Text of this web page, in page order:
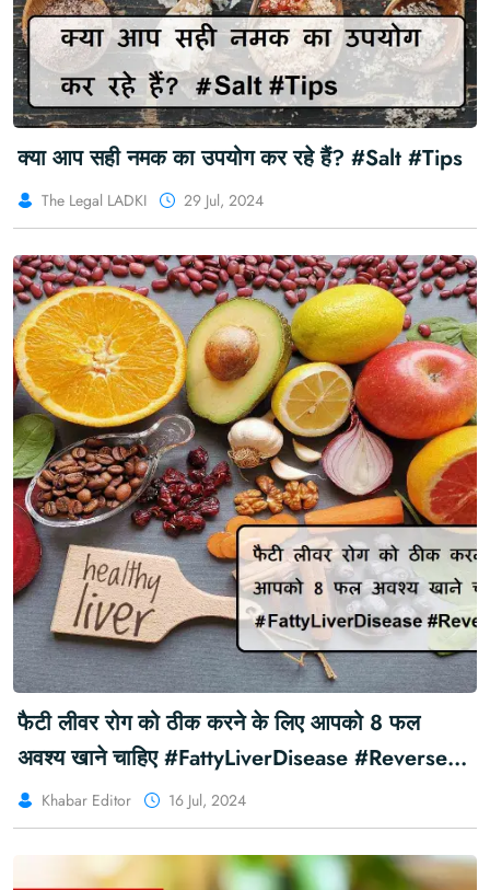
क्या आप सही नमक का उपयोग कर रहे हैं? #Salt #Tips
The Legal LADKI 29 Jul, 2024
फैटी लीवर रोग को ठीक करने के लिए आपको 8 फल
अवश्य खाने चाहिए #FattyLiverDisease #Reverse
#Fruits
Khabar Editor 16 Jul, 2024